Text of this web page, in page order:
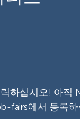
하십시오! 아직
fairs에서 등록하